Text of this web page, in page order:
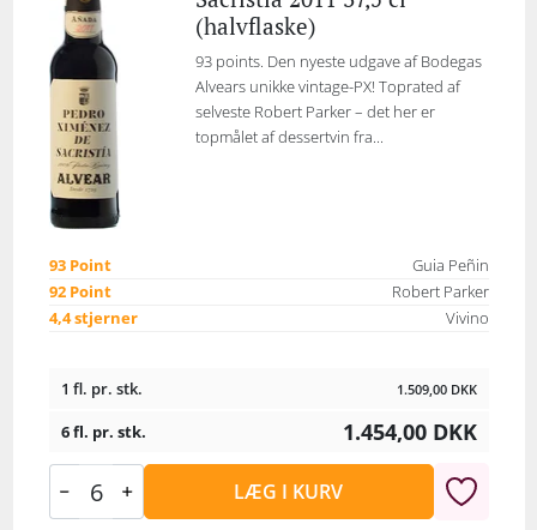
(halvflaske)
93 points. Den nyeste udgave af Bodegas
Alvears unikke vintage-PX! Toprated af
selveste Robert Parker – det her er
topmålet af dessertvin fra...
93 Point
Guia Peñin
92 Point
Robert Parker
4,4 stjerner
Vivino
1 fl. pr. stk. 1.509,00 DKK
6 fl. pr. stk. 1.454,00 DKK
LÆG I KURV